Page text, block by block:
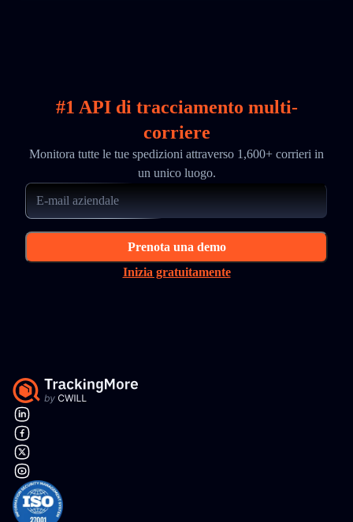
#1 API di tracciamento multi-
corriere
Monitora tutte le tue spedizioni attraverso 1,600+ corrieri in
un unico luogo.
Prenota una demo
Inizia gratuitamente